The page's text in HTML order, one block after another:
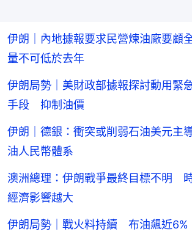
伊朗｜內地據報要求民營煉油廠要
量不可低於去年
伊朗局勢｜美財政部據報探討動用緊
手段 抑制油價
伊朗｜德銀：衝突或削弱石油美元
油人民幣體系
澳洲總理：伊朗戰爭最終目標不明
經濟影響越大
伊朗局勢｜戰火料持續 布油飆近